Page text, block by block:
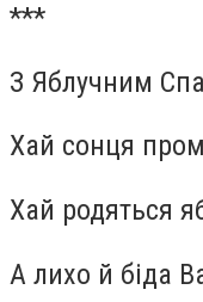
***
З Яблучним
Хай сонця
Хай родяться
А лихо й біда